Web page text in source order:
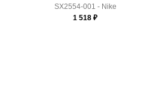
SX2554-001 - Nike
1 518 ₽